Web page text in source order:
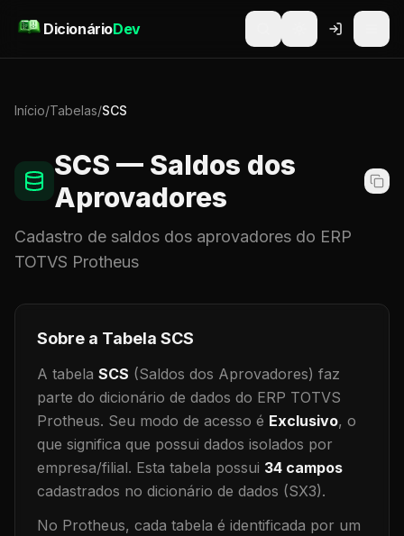
DicionárioDev
Início/Tabelas/SCS
SCS — Saldos dos
Aprovadores
Cadastro de saldos dos aprovadores do ERP
TOTVS Protheus
Sobre a Tabela SCS
A tabela SCS (Saldos dos Aprovadores) faz
parte do dicionário de dados do ERP TOTVS
Protheus. Seu modo de acesso é Exclusivo, o
que significa que possui dados isolados por
empresa/filial. Esta tabela possui 34 campos
cadastrados no dicionário de dados (SX3).
No Protheus, cada tabela é identificada por um